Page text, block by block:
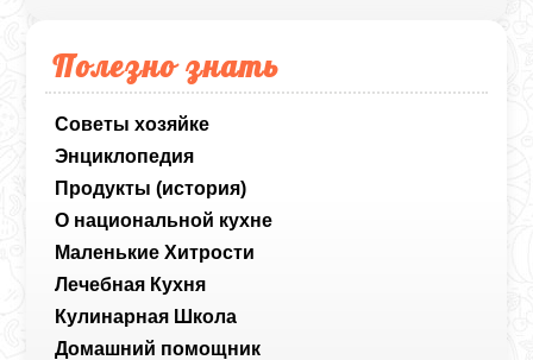
Полезно знать
Советы хозяйке
Энциклопедия
Продукты (история)
О национальной кухне
Маленькие Хитрости
Лечебная Кухня
Кулинарная Школа
Домашний помощник